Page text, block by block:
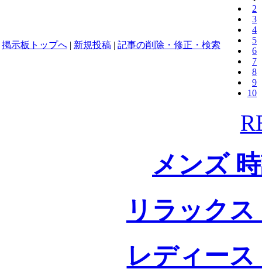
掲示板トップへ | 新規投稿 | 記事の削除・修正・検索
2
3
4
5
6
7
8
9
10
メンズ
リラック
レディー